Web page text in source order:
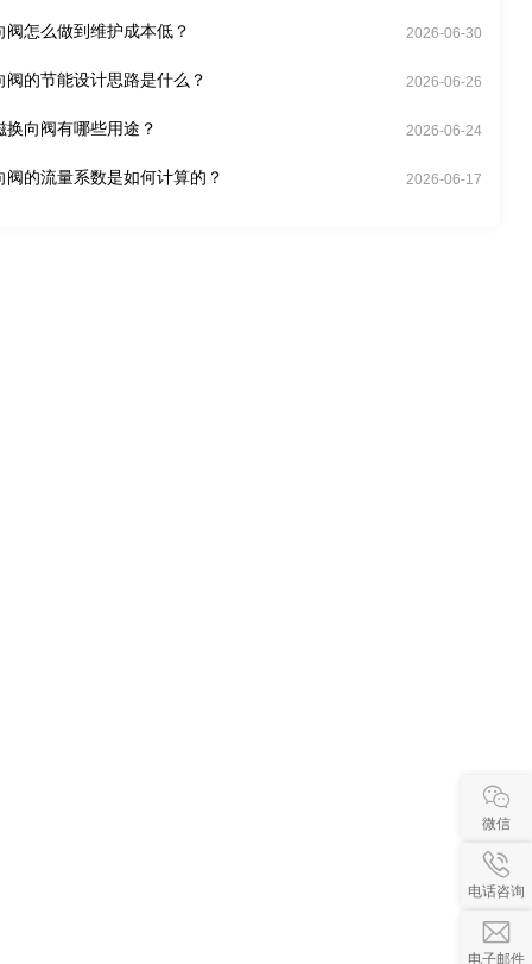
阀怎么做到维护成本低？ 2026-06-30
阀的节能设计思路是什么？ 2026-06-26
换向阀有哪些用途？ 2026-06-24
阀的流量系数是如何计算的？ 2026-06-17
微信
电话咨询
电子邮件